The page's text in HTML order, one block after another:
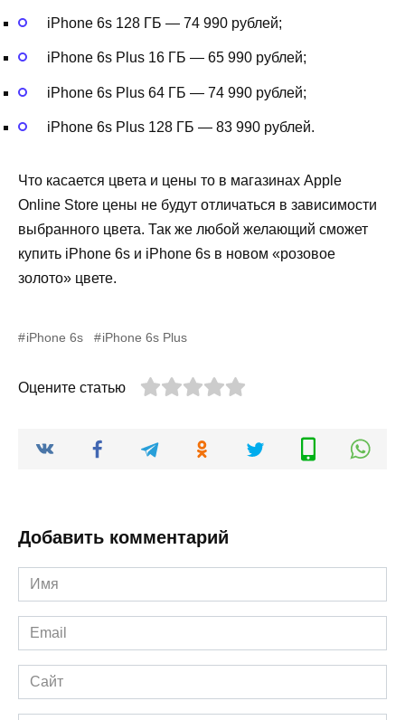
iPhone 6s 128 ГБ — 74 990 рублей;
iPhone 6s Plus 16 ГБ — 65 990 рублей;
iPhone 6s Plus 64 ГБ — 74 990 рублей;
iPhone 6s Plus 128 ГБ — 83 990 рублей.
Что касается цвета и цены то в магазинах Apple
Online Store цены не будут отличаться в зависимости
выбранного цвета. Так же любой желающий сможет
купить iPhone 6s и iPhone 6s в новом «розовое
золото» цвете.
iPhone 6s iPhone 6s Plus
Оцените статью
Добавить комментарий
Имя
*
Email
*
Сайт